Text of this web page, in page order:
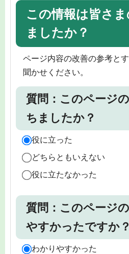
この情報は皆さ
ましたか？
ページ内容の改善の参考と
聞かせください。
質問：このページ
ちましたか？
役に立った
どちらともいえない
役に立たなかった
質問：このページ
やすかったですか？
わかりやすかった